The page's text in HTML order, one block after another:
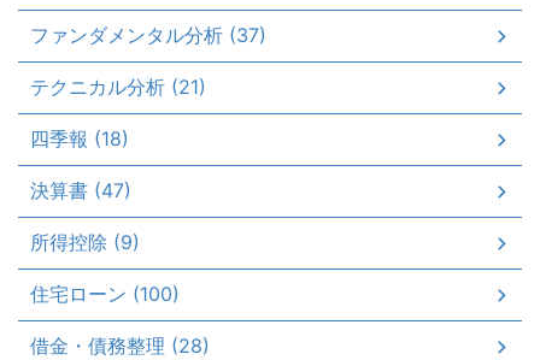
ファンダメンタル分析 (37)
テクニカル分析 (21)
四季報 (18)
決算書 (47)
所得控除 (9)
住宅ローン (100)
借金・債務整理 (28)